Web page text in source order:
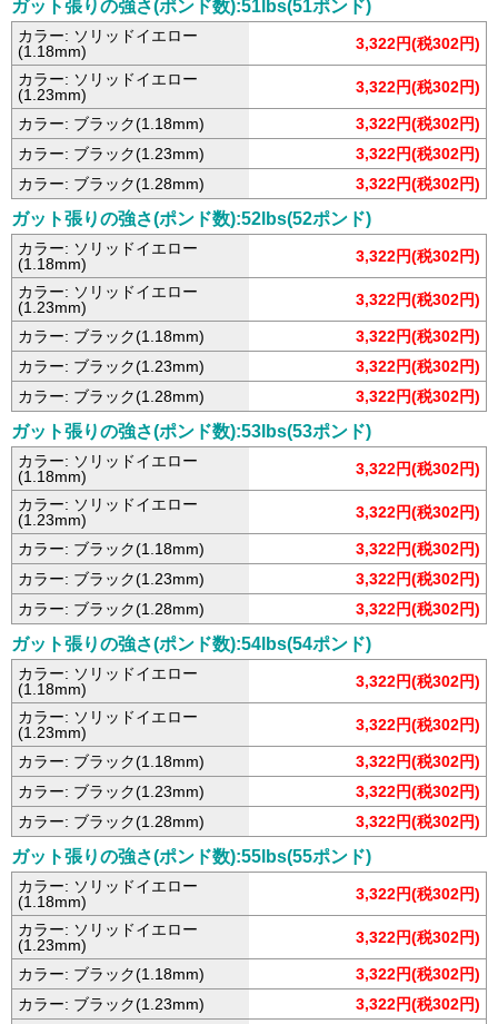
ガット張りの強さ(ポンド数):51lbs(51ポンド)
カラー: ソリッドイエロー
(1.18mm)
3,322円(税302円)
カラー: ソリッドイエロー
(1.23mm)
3,322円(税302円)
カラー: ブラック(1.18mm)
3,322円(税302円)
カラー: ブラック(1.23mm)
3,322円(税302円)
カラー: ブラック(1.28mm)
3,322円(税302円)
ガット張りの強さ(ポンド数):52lbs(52ポンド)
カラー: ソリッドイエロー
(1.18mm)
3,322円(税302円)
カラー: ソリッドイエロー
(1.23mm)
3,322円(税302円)
カラー: ブラック(1.18mm)
3,322円(税302円)
カラー: ブラック(1.23mm)
3,322円(税302円)
カラー: ブラック(1.28mm)
3,322円(税302円)
ガット張りの強さ(ポンド数):53lbs(53ポンド)
カラー: ソリッドイエロー
(1.18mm)
3,322円(税302円)
カラー: ソリッドイエロー
(1.23mm)
3,322円(税302円)
カラー: ブラック(1.18mm)
3,322円(税302円)
カラー: ブラック(1.23mm)
3,322円(税302円)
カラー: ブラック(1.28mm)
3,322円(税302円)
ガット張りの強さ(ポンド数):54lbs(54ポンド)
カラー: ソリッドイエロー
(1.18mm)
3,322円(税302円)
カラー: ソリッドイエロー
(1.23mm)
3,322円(税302円)
カラー: ブラック(1.18mm)
3,322円(税302円)
カラー: ブラック(1.23mm)
3,322円(税302円)
カラー: ブラック(1.28mm)
3,322円(税302円)
ガット張りの強さ(ポンド数):55lbs(55ポンド)
カラー: ソリッドイエロー
(1.18mm)
3,322円(税302円)
カラー: ソリッドイエロー
(1.23mm)
3,322円(税302円)
カラー: ブラック(1.18mm)
3,322円(税302円)
カラー: ブラック(1.23mm)
3,322円(税302円)